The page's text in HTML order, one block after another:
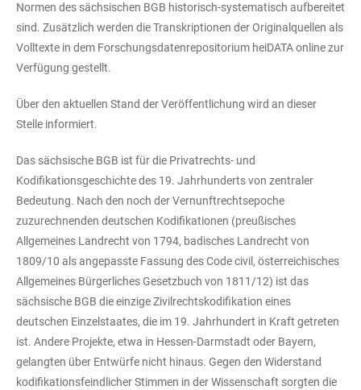
Normen des sächsischen BGB historisch-systematisch aufbereitet
sind. Zusätzlich werden die Transkriptionen der Originalquellen als
Volltexte in dem Forschungsdatenrepositorium heiDATA online zur
Verfügung gestellt.
Über den aktuellen Stand der Veröffentlichung wird an dieser
Stelle informiert.
Das sächsische BGB ist für die Privatrechts- und
Kodifikationsgeschichte des 19. Jahrhunderts von zentraler
Bedeutung. Nach den noch der Vernunftrechtsepoche
zuzurechnenden deutschen Kodifikationen (preußisches
Allgemeines Landrecht von 1794, badisches Landrecht von
1809/10 als angepasste Fassung des Code civil, österreichisches
Allgemeines Bürgerliches Gesetzbuch von 1811/12) ist das
sächsische BGB die einzige Zivilrechtskodifikation eines
deutschen Einzelstaates, die im 19. Jahrhundert in Kraft getreten
ist. Andere Projekte, etwa in Hessen-Darmstadt oder Bayern,
gelangten über Entwürfe nicht hinaus. Gegen den Widerstand
kodifikationsfeindlicher Stimmen in der Wissenschaft sorgten die